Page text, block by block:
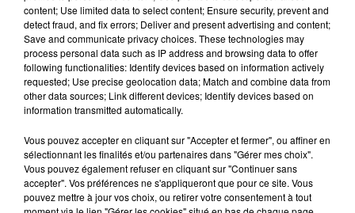
13h04
13h04
ED SHEERAN
Shape Of You
13h01
13h01
ALEX WARREN
Fever Dream
content; Use limited data to select content; Ensure security, prevent and
detect fraud, and fix errors; Deliver and present advertising and content;
Save and communicate privacy choices. These technologies may
process personal data such as IP address and browsing data to offer
following functionalities: Identify devices based on information actively
requested; Use precise geolocation data; Match and combine data from
other data sources; Link different devices; Identify devices based on
information transmitted automatically.
Vous pouvez accepter en cliquant sur "Accepter et fermer", ou affiner en
sélectionnant les finalités et/ou partenaires dans "Gérer mes choix".
Vous pouvez également refuser en cliquant sur "Continuer sans
accepter". Vos préférences ne s'appliqueront que pour ce site. Vous
pouvez mettre à jour vos choix, ou retirer votre consentement à tout